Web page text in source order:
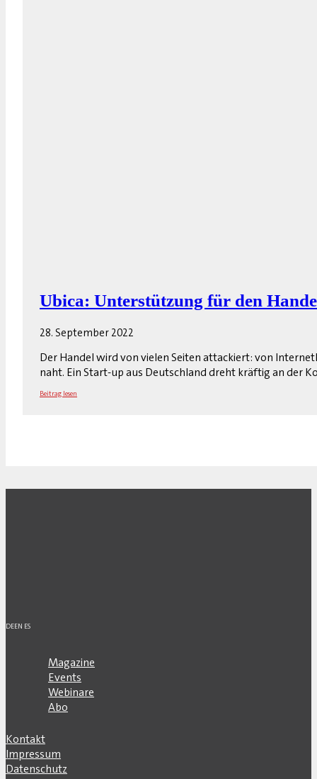
Ubica: Unterstützung für den
28. September 2022
Der Handel wird von vielen Seiten attackiert: von
naht. Ein Start-up aus Deutschland dreht kräftig an der
Beitrag lesen
DEEN ES
Magazine
Events
Webinare
Abo
Kontakt
Impressum
Datenschutz